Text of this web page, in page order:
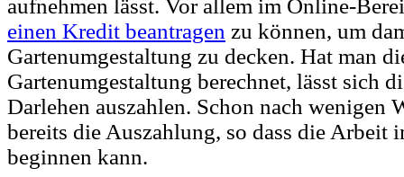
aufnehmen lässt. Vor allem im Online-
einen Kredit beantragen zu können, um
Gartenumgestaltung zu decken. Hat man
Gartenumgestaltung berechnet, lässt sich
Darlehen auszahlen. Schon nach wenigen
bereits die Auszahlung, so dass die Arbeit
beginnen kann.